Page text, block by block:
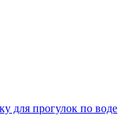
для прогулок по воде